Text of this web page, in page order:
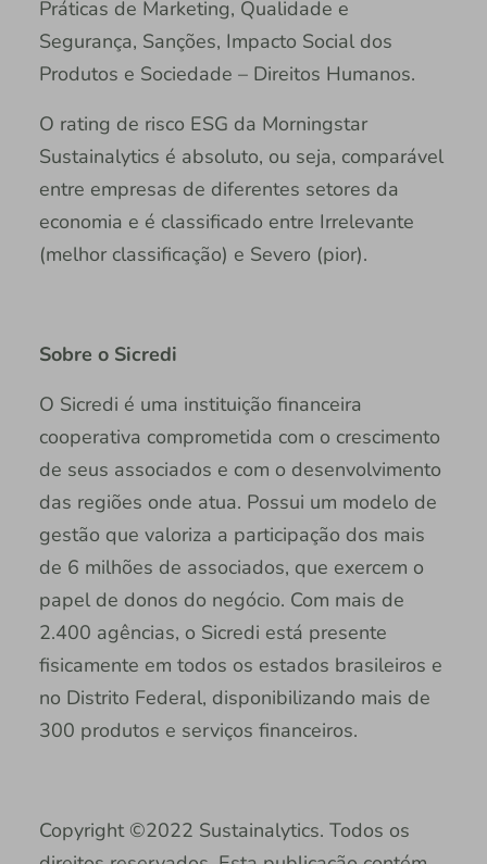
Práticas de Marketing, Qualidade e
Segurança, Sanções, Impacto Social dos
Produtos e Sociedade – Direitos Humanos.
O rating de risco ESG da Morningstar
Sustainalytics é absoluto, ou seja, comparável
entre empresas de diferentes setores da
economia e é classificado entre Irrelevante
(melhor classificação) e Severo (pior).
Sobre o Sicredi
O Sicredi é uma instituição financeira
cooperativa comprometida com o crescimento
de seus associados e com o desenvolvimento
das regiões onde atua. Possui um modelo de
gestão que valoriza a participação dos mais
de 6 milhões de associados, que exercem o
papel de donos do negócio. Com mais de
2.400 agências, o Sicredi está presente
fisicamente em todos os estados brasileiros e
no Distrito Federal, disponibilizando mais de
300 produtos e serviços financeiros.
Copyright ©2022 Sustainalytics. Todos os